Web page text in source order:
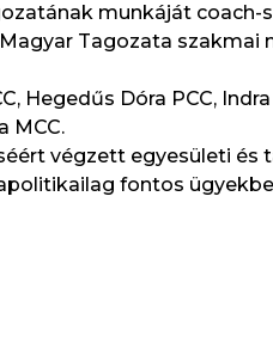
munkáját coach-
Tagozata szakmai
Hegedűs Dóra PCC,
MCC.
végzett egyesületi és
fontos